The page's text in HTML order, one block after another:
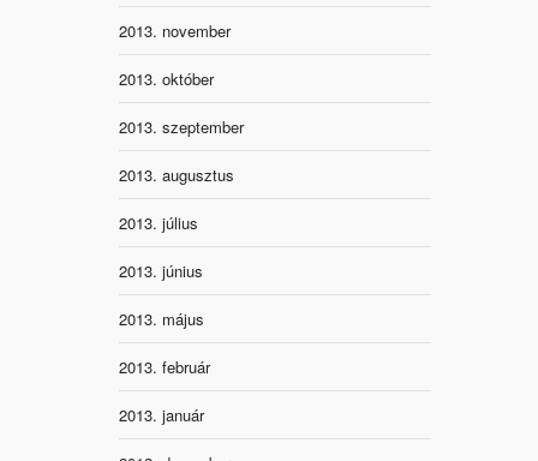
2013. november
2013. október
2013. szeptember
2013. augusztus
2013. július
2013. június
2013. május
2013. február
2013. január